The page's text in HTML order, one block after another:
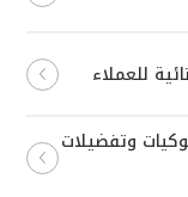
للعملاء
وتفضيلات